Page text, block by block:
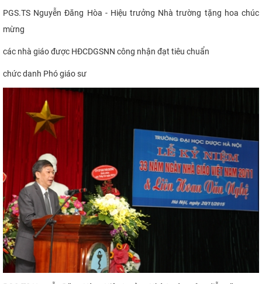
PGS.TS Nguyễn Đăng Hòa - Hiệu trưởng Nhà trường tặng hoa chúc
mừng
các nhà giáo được HĐCDGSNN công nhận đạt tiêu chuẩn
chức danh Phó giáo sư